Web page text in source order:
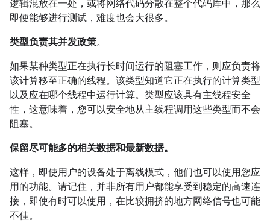
逻辑混放在一处，或将网络代码分散在整个代码库中，那么
即便能够进行测试，难度也会大很多。
类型负责其并发政策。
如果某种类型正在执行长时间运行的阻塞工作，则应负责将
该计算移至正确的线程。该类型知道它正在执行的计算类型
以及应在哪个线程中运行计算。类型应该具有主线程安全
性，这意味着，您可以安全地从主线程调用这些类型而不会
阻塞。
保留尽可能多的相关数据和最新数据。
这样，即使用户的设备处于离线模式，他们也可以使用您应
用的功能。请记住，并非所有用户都能享受到稳定的高速连
接，即使有时可以使用，在比较拥挤的地方网络信号也可能
不佳。